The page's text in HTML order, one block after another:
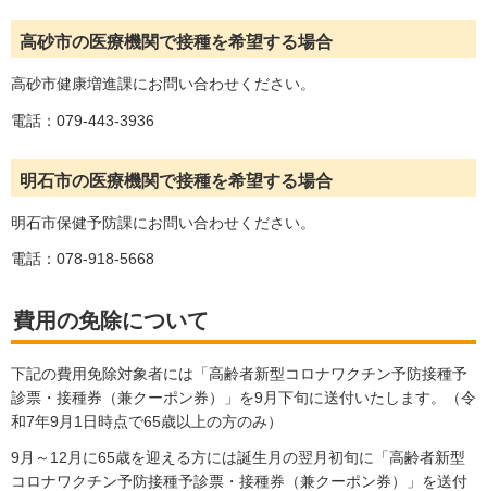
高砂市の医療機関で接種を希望する場合
高砂市健康増進課にお問い合わせください。
電話：079-443-3936
明石市の医療機関で接種を希望する場合
明石市保健予防課にお問い合わせください。
電話：078-918-5668
費用の免除について
下記の費用免除対象者には「高齢者新型コロナワクチン予防接種予
診票・接種券（兼クーポン券）」を9月下旬に送付いたします。（令
和7年9月1日時点で65歳以上の方のみ）
9月～12月に65歳を迎える方には誕生月の翌月初旬に「高齢者新型
コロナワクチン予防接種予診票・接種券（兼クーポン券）」を送付